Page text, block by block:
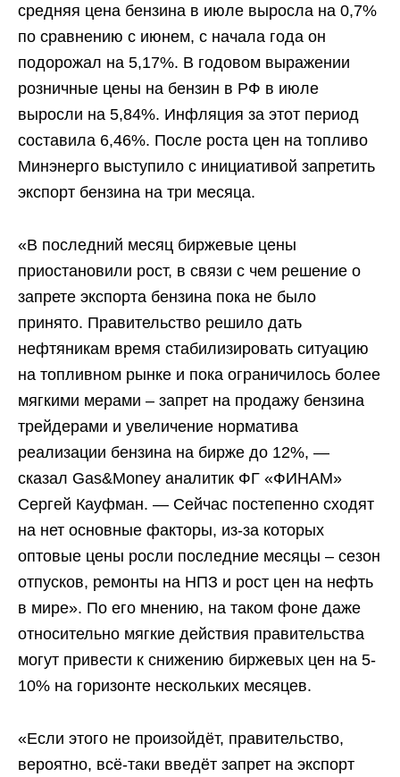
средняя цена бензина в июле выросла на 0,7%
по сравнению с июнем, с начала года он
подорожал на 5,17%. В годовом выражении
розничные цены на бензин в РФ в июле
выросли на 5,84%. Инфляция за этот период
составила 6,46%. После роста цен на топливо
Минэнерго выступило с инициативой запретить
экспорт бензина на три месяца.
«В последний месяц биржевые цены
приостановили рост, в связи с чем решение о
запрете экспорта бензина пока не было
принято. Правительство решило дать
нефтяникам время стабилизировать ситуацию
на топливном рынке и пока ограничилось более
мягкими мерами – запрет на продажу бензина
трейдерами и увеличение норматива
реализации бензина на бирже до 12%, —
сказал Gas&Money аналитик ФГ «ФИНАМ»
Сергей Кауфман. — Сейчас постепенно сходят
на нет основные факторы, из-за которых
оптовые цены росли последние месяцы – сезон
отпусков, ремонты на НПЗ и рост цен на нефть
в мире». По его мнению, на таком фоне даже
относительно мягкие действия правительства
могут привести к снижению биржевых цен на 5-
10% на горизонте нескольких месяцев.
«Если этого не произойдёт, правительство,
вероятно, всё-таки введёт запрет на экспорт